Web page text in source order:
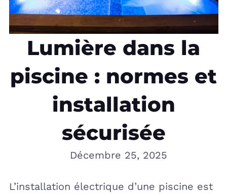
Lumière dans la
piscine : normes et
installation
sécurisée
Décembre 25, 2025
L’installation électrique d’une piscine est